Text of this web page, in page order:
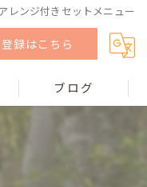
レンジ付きセットメニュー
登録はこちら
ブログ